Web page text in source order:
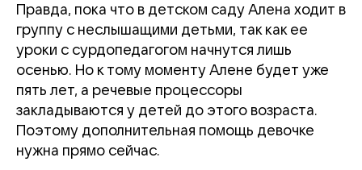
Правда, пока что в детском саду Алена ходит в
группу с неслышащими детьми, так как ее
уроки с сурдопедагогом начнутся лишь
осенью. Но к тому моменту Алене будет уже
пять лет, а речевые процессоры
закладываются у детей до этого возраста.
Поэтому дополнительная помощь девочке
нужна прямо сейчас.